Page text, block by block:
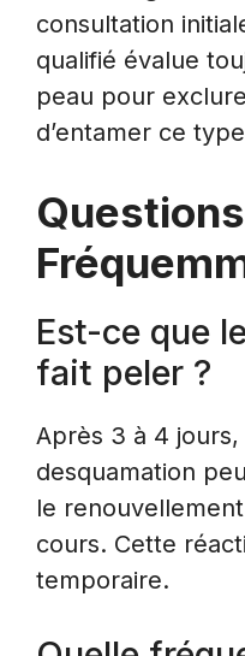
consultation
qualifié évalue
peau pour
d’entamer ce
Questions
Est-ce que
fait peler ?
Après 3 à 4
desquamation
le
cours. Cette
temporaire.